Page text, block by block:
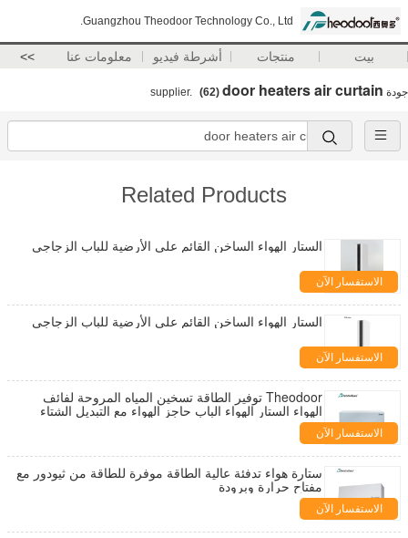
Guangzhou Theodoor Technology Co., Ltd.
بيت منتجات أشرطة فيديو معلومات عنا >>
جودة door heaters air curtain
(62)
Related Products
الستار الهواء الساخن القائم على الأرضية للباب الزجاجي
الاستفسار الآن
الستار الهواء الساخن القائم على الأرضية للباب الزجاجي
الاستفسار الآن
Theodoor توفير الطاقة تسخين المياه المروحة لفائف
الهواء الستار الهواء الباب حاجز الهواء مع التبديل الشتاء
والصيفالاستفسار الآن
ستارة هواء تدفئة عالية الطاقة موفرة للطاقة من ثيودور مع
مفتاح حرارة وبرودة
الاستفسار الآن